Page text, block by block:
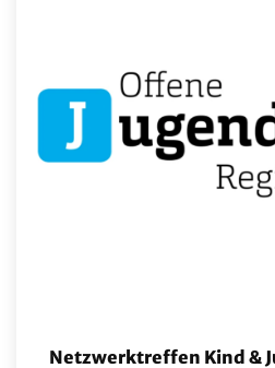
Netzwerktreffen Kind &